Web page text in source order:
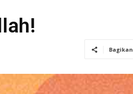
Bagikan